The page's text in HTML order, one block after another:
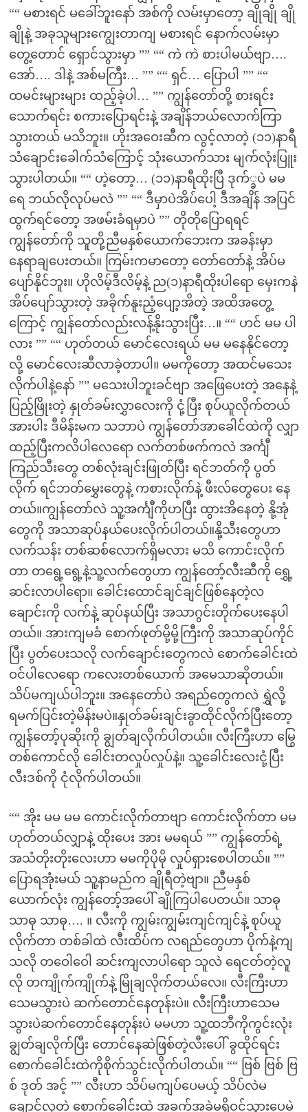
““ မစားရင် မခေါ်ဘူးနော် အစ်ကို လမ်းမှာတော့ ချိုချို ချို
ချိုနဲ့ အခုသူများကျွေးတာကျ မစားရင် နောက်လမ်းမှာ
တွေ့တောင် ရှောင်သွားမှာ ”” ““ ကဲ ကဲ စားပါမယ်ဗျာ….
အော်…. ဒါနဲ့ အစ်မကြီး… ”” ““ ရှင်… ပြောပါ ”” ““
ထမင်းများများ ထည့်ခဲ့ပါ… ”” ကျွန်တော်တို့ စားရင်း
သောက်ရင်း စကားပြောရင်းနဲ့ အချိန်ဘယ်လောက်ကြာ
သွားတယ် မသိဘူး။ ဟိုးအဝေးဆီက လွင့်လာတဲ့ (၁၁)နာရီ
သံချောင်းခေါက်သံကြောင့် သုံးယောက်သား မျက်လုံးပြူး
သွားပါတယ်။ ““ ဟဲ့တော့… (၁၁)နာရီထိုးပြီ ဒုက်္ခပဲ မမ
ရေ ဘယ်လိုလုပ်မလဲ ”” ““ ဒီမှာပဲအိပ်ပေါ့ ဒီအချိန် အပြင်
ထွက်ရင်တော့ အဖမ်းခံရမှာပဲ ”” တိုတိုပြောရရင်
ကျွန်တော်ကို သူတို့ညီမနှစ်ယောက်ဘေးက အခန်းမှာ
နေရာချပေးတယ်။ ကြမ်းကမာတော့ တော်တော်နဲ့ အိပ်မ
ပျော်နိုင်ဘူး။ ဟိုလိမ့်ဒီလိမ့်နဲ့ ည(၁)နာရီထိုးပါရော မှေးကနဲ
အိပ်ပျော်သွားတဲ့ အခိုက်နူးညံ့ပျော့အိတဲ့ အထိအတွေ့
ကြောင့် ကျွန်တော်လည်းလန့်နိုးသွားပြီး…။ ““ ဟင် မမ ပါ
လား ”” ““ ဟုတ်တယ် မောင်လေးရယ် မမ မနေနိုင်တော့
လို့ မောင်လေးဆီလာခဲ့တာပါ။ မမကိုတော့ အထင်မသေး
လိုက်ပါနဲ့နော် ”” မသေးပါဘူးခင်ဗျာ အဖြေပေးတဲ့ အနေနဲ့
ပြည့်ဖြိုးတဲ့ နှုတ်ခမ်းလွှာလေးကို ငုံ့ပြီး စုပ်ယူလိုက်တယ်
အားပါး ဒီမိန်းမက သဘာပဲ ကျွန်တော်အာခေါင်ထဲကို လျှာ
ထည့်ပြီးကလိပါလေရော လက်တစ်ဖက်ကလဲ အင်္ကျီ
ကြည်သီးတွေ တစ်လုံးချင်းဖြုတ်ပြီး ရင်ဘတ်ကို ပွတ်
လိုက် ရင်ဘတ်မွှေးတွေနဲ့ ကစားလိုက်နဲ့ ဖီးလ်တွေပေး နေ
တယ်။ကျွန်တော်လဲ သူ့အင်္ကျီကိုဟပြီး ထွားအိနေတဲ့ နို့အုံ
တွေကို အသာဆုပ်နယ်ပေးလိုက်ပါတယ်။နို့သီးတွေဟာ
လက်သန်း တစ်ဆစ်လောက်ရှိမလား မသိ ကောင်းလိုက်
တာ တရွေ့ရွေ့နဲ့သူ့လက်တွေဟာ ကျွန်တော့်လီးဆီကို ရွှေ့
ဆင်းလာပါရော။ ခေါင်းထောင်ချင်ချင်ဖြစ်နေတဲ့လ
ချောင်းကို လက်နဲ့ ဆုပ်နယ်ပြီး အသာဂွင်းတိုက်ပေးနေပါ
တယ်။ အားကျမခံ စောက်ဖုတ်မို့မို့ကြီးကို အသာဆုပ်ကိုင်
ပြီး ပွတ်ပေးသလို လက်ချောင်းတွေကလဲ စောက်ခေါင်းထဲ
ဝင်ပါလေရော ကလေးတစ်ယောက် အမေသာဆိုတယ်။
သိပ်မကျယ်ပါဘူး။ အနေတော်ပဲ အရည်တွေကလဲ ရွှဲလို့
ရမက်ပြင်းတဲ့မိန်းမပဲ။နှုတ်ခမ်းချင်းခွာထိုင်လိုက်ပြီးတော့
ကျွန်တော့်ပုဆိုးကို ချွတ်ချလိုက်ပါတယ်။ လီးကြီးဟာ မြွေ
တစ်ကောင်လို ခေါင်းတလှုပ်လှုပ်နဲ့။ သူ့ခေါင်းလေးငုံ့ပြီး
လီးဒစ်ကို ငုံလိုက်ပါတယ်။
““ အိုး မမ မမ ကောင်းလိုက်တာဗျာ ကောင်းလိုက်တာ မမ
ဟုတ်တယ်လျှာနဲ့ ထိုးပေး အား မမရယ် ”” ကျွန်တော်ရဲ့
အသံတိုးတိုးလေးဟာ မမကိုပိုမို လှုပ်ရှားစေပါတယ်။ ””
ပြောရအုံးမယ် သူ့နာမည်က ချိုရီတဲ့ဗျာ။ ညီမနှစ်
ယောက်လုံး ကျွန်တော့်အပေါ် ချိုကြပါပေတယ်။ သာဓု
သာဓု သာဓု…. ။ လီးကို ကျွမ်းကျွမ်းကျင်ကျင်နဲ့ စုပ်ယူ
လိုက်တာ တစ်ခါထဲ လီးထိပ်က လရည်တွေဟာ ပိုက်နဲ့ကျ
သလို တဝေါဝေါ ဆင်းကျလာပါရော သူလဲ ရေငတ်တဲ့လူ
လို တကျိုက်ကျိုက်နဲ့ မြိုချလိုက်တယ်လေ။ လီးကြီးဟာ
သေမသွားပဲ ဆက်တောင်နေတုန်းပဲ။ လီးကြီးဟာသေမ
သွားပဲဆက်တောင်နေတုန်းပဲ မမဟာ သူ့ထဘီကိုကွင်းလုံး
ချွတ်ချလိုက်ပြီး တောင်နေဆဲဖြစ်တဲ့လီးပေါ် ခွထိုင်ရင်း
စောက်ခေါင်းထဲကိုစိုက်သွင်းလိုက်ပါတယ်။ ““ ဗြစ် ဗြစ် ဗြ
စ် ဒုတ် အင့် ”” လီးဟာ သိပ်မကျပ်ပေမယ့် သိပ်လဲမ
ချောင်လှတဲ့ စောက်ခေါင်းထဲ အခက်အခဲမရှိဝင်သွားပေမဲ့